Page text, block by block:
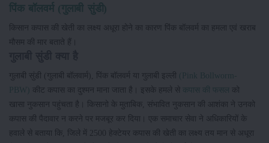
पिंक बॉलवर्म (गुलाबी सुंडी)
किसान कपास की खेती का लक्ष्य अधूरा होने का कारण पिंक बॉलवर्म का हमला एवं खराब
मौसम की मार बताते हैं।
गुलाबी सुंडी (गुलाबी बॉलवार्म), पिंक बॉलवर्म या गुलाबी इल्ली (Pink Bollworm-
PBW) कीट कपास का दुश्मन माना जाता है। इसके हमले से कपास की फसल को
खासा नुकसान पहुंचता है। किसानो के मुताबिक, संभावित नुकसान की आशंका ने उनको
कपास की पैदावार न करने पर मजबूर कर दिया। एक समाचार सेवा ने अधिकारियों के
हवाले से बताया कि, जिले में 2500 हेक्टेयर कपास की खेती का लक्ष्य तय मान से अधूरा